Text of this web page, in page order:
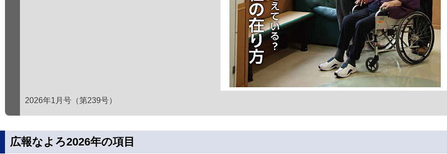
2026年1月号（第239号）
広報なよろ2026年の項目